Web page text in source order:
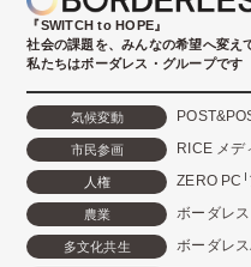
『SWITCH to HOPE』
社会の課題を、みんなの希望へ変え
私たちはボーダレス・グループです
気候変動
市民参画 RICE メデ
人権 ZERO PC
農業 ボーダレ
多文化共生 ボーダレ